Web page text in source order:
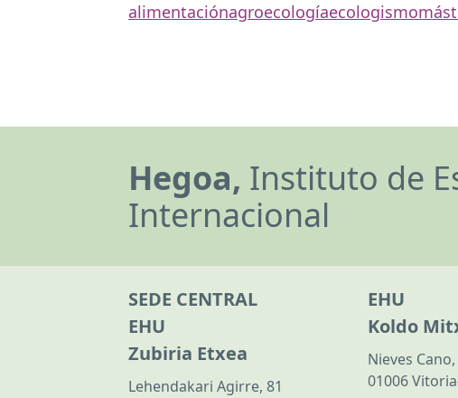
alimentaciónagroecologíaecologismo
Hegoa, Instituto de
Internacional
SEDE CENTRAL
EHU
Zubiria Etxea
Lehendakari Agirre, 81
EHU
Koldo
Nieves
01006